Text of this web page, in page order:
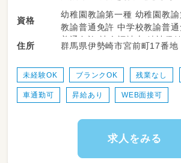
・少人数保育で１名につき２
・持ち帰り仕事、残業ナシ！子
数活躍中！
・児童のみならずご家族への
一環として取り組みをしてい
・ワークバランスを重視した
資格
幼稚園教諭第一種 幼稚園教諭第二種 高等学校
教諭普通免許 中学校教諭普通免許 小学校教諭
普通免許 社会福祉士 精神保健福祉士 普通自動
車運転免許
住所 群馬県伊勢崎市宮前町17番地
未経験OK ブランクOK 残業なし
車通勤可 昇給あり WEB面接可
求人をみる